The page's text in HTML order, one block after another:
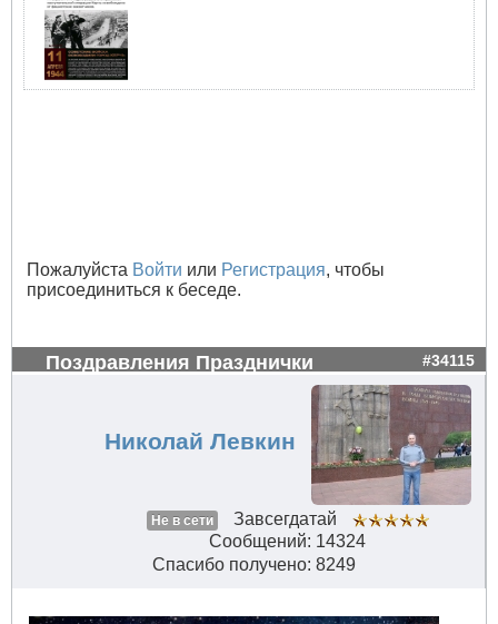
Пожалуйста Войти или Регистрация, чтобы
присоединиться к беседе.
Поздравления Празднички #34115
Николай Левкин
Не в сети
Завсегдатай
Сообщений: 14324
Спасибо получено: 8249